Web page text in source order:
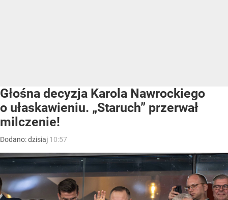
Głośna decyzja Karola Nawrockiego
o ułaskawieniu. „Staruch” przerwał
milczenie!
Dodano:dzisiaj 10:57